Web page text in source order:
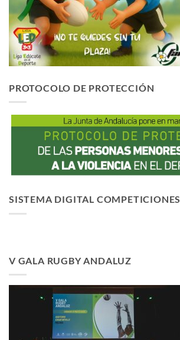
PROTOCOLO DE PROTECCIÓN
SISTEMA DIGITAL COMPETICIONES
V GALA RUGBY ANDALUZ